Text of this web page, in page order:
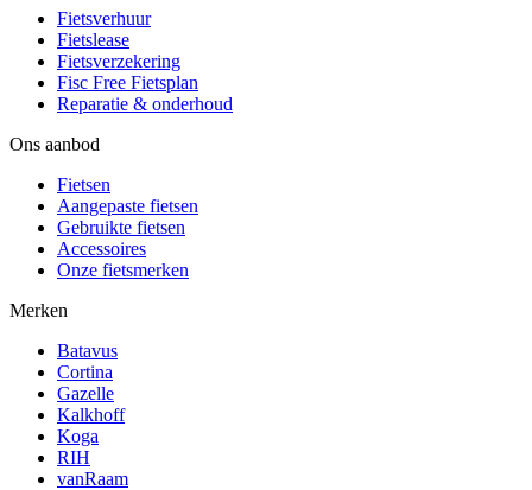
Fietsverhuur
Fietslease
Fietsverzekering
Fisc Free Fietsplan
Reparatie & onderhoud
Ons aanbod
Fietsen
Aangepaste fietsen
Gebruikte fietsen
Accessoires
Onze fietsmerken
Merken
Batavus
Cortina
Gazelle
Kalkhoff
Koga
RIH
vanRaam